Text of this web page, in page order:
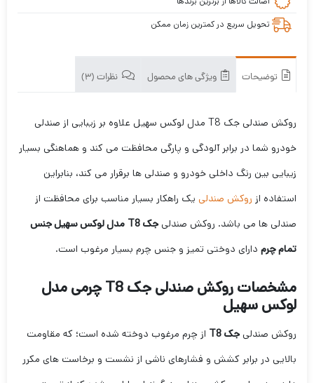
تحویل سریع در کمترین زمان ممکن
توضیحات ویژگی های محصول نظرات (3)
روکش صندلی جک T8 مدل لوکس سهیل علاوه بر زیبایی از صندلی
خودرو شما در برابر آلودگی و پارگی محافظت می کند و هماهنگی بسیار
زیبایی بین رنگ داخلی خودرو و صندلی ها برقرار می کند، بنابراین
استفاده از روکش صندلی یک راهکار بسیار مناسب برای محافظت از
صندلی ها می باشد. روکش صندلی جک T8
مدل لوکس سهیل جنس
تمام چرم دارای دوختی تمیز و جنس چرم بسیار مرغوب است.
مشخصات روکش صندلی جک T8 چرمی مدل
لوکس سهیل
روکش صندلی جک T8
از چرم مرغوب دوخته شده است؛ که مقاومت
بالایی در برابر کشش و فشارهای ناشی از نشست و برخاست های مکرر